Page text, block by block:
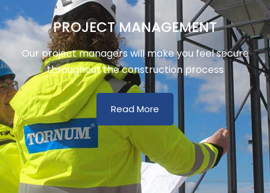
PROJECT MANAGEMENT
Our project managers will make you feel secure
throughout the construction process
Read More